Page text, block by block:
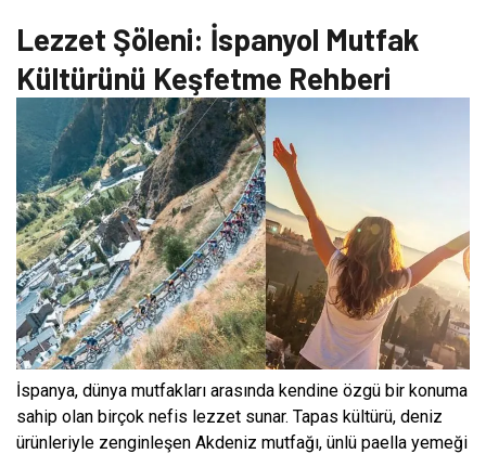
Lezzet Şöleni: İspanyol Mutfak
Kültürünü Keşfetme Rehberi
İspanya, dünya mutfakları arasında kendine özgü bir konuma
sahip olan birçok nefis lezzet sunar. Tapas kültürü, deniz
ürünleriyle zenginleşen Akdeniz mutfağı, ünlü paella yemeği